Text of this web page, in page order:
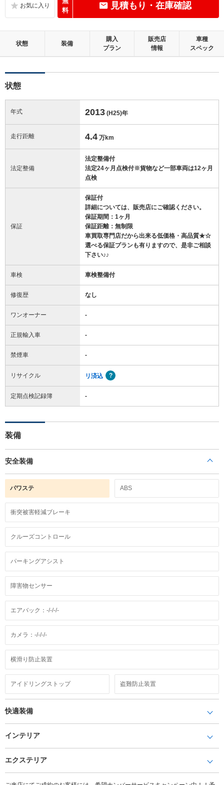
料
見積もり・在庫確認
状態 装備
購入
プラン
販売店
情報
車種
スペック
状態
年式 2013 (H25)年
走行距離 4.4 万km
法定整備
法定整備付
法定24ヶ月点検付※貨物など一部車両は12ヶ月
点検
保証
保証付
詳細については、販売店にご確認ください。
保証期間：1ヶ月
保証距離：無制限
車買取専門店だから出来る低価格・高品質★☆
選べる保証プランも有りますので、是非ご相談
下さい♪♪
車検 車検整備付
修復歴 なし
ワンオーナー -
正規輸入車 -
禁煙車 -
リサイクル リ済込
定期点検記録簿 -
装備
安全装備
パワステ ABS
衝突被害軽減ブレーキ
クルーズコントロール
パーキングアシスト
障害物センサー
エアバック：-/-/-/-
カメラ：-/-/-/-
横滑り防止装置
アイドリングストップ 盗難防止装置
快適装備
インテリア
エクステリア